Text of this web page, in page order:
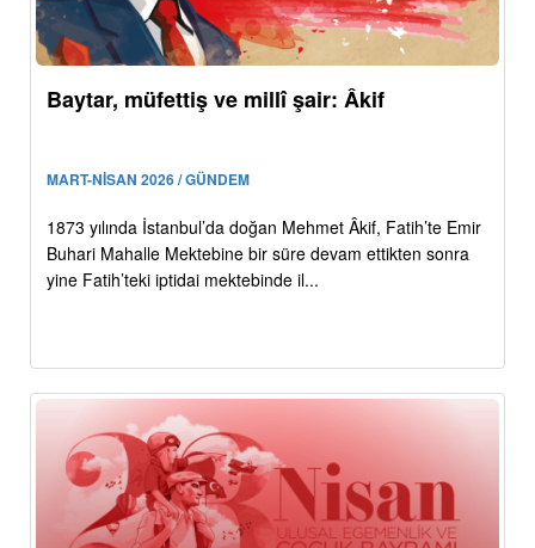
Baytar, müfettiş ve millî şair: Âkif
MART-NİSAN 2026 / GÜNDEM
1873 yılında İstanbul’da doğan Mehmet Âkif, Fatih’te Emir
Buhari Mahalle Mektebine bir süre devam ettikten sonra
yine Fatih’teki iptidai mektebinde il...